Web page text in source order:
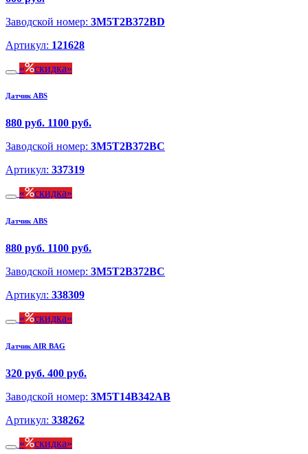
Заводской номер: 3M5T2B372BD
Артикул: 121628
скидка
Датчик ABS
880 руб. 1100 руб.
Заводской номер: 3M5T2B372BC
Артикул: 337319
скидка
Датчик ABS
880 руб. 1100 руб.
Заводской номер: 3M5T2B372BC
Артикул: 338309
скидка
Датчик AIR BAG
320 руб. 400 руб.
Заводской номер: 3M5T14B342AB
Артикул: 338262
скидка